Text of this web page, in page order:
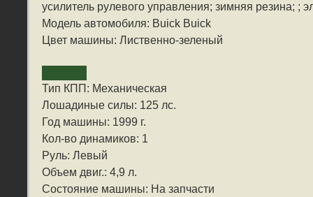
усилитель рулевого управления; зимняя резина; ;
Модель автомобиля: Buick Buick
Цвет машины: Лиственно-зеленый
Тип КПП: Механическая
Лошадиные силы: 125 лс.
Год машины: 1999 г.
Кол-во динамиков: 1
Руль: Левый
Объем двиг.: 4,9 л.
Состояние машины: На запчасти